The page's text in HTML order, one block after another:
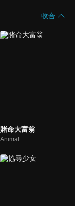
收合
賭命大富翁
Animal